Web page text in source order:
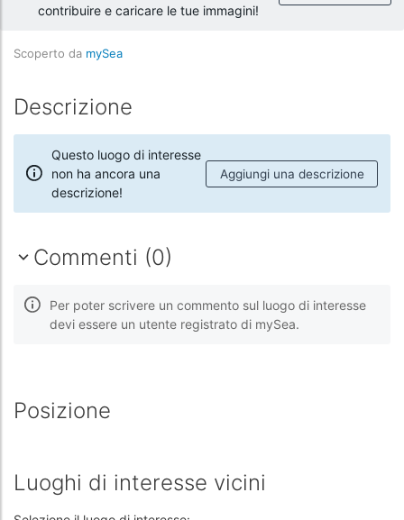
contribuire e caricare le tue immagini!
Scoperto da mySea
Descrizione
Questo luogo di interesse
non ha ancora una
descrizione!
Aggiungi una descrizione
Commenti (0)
Per poter scrivere un commento sul luogo di interesse
devi essere un utente registrato di mySea.
Posizione
Luoghi di interesse vicini